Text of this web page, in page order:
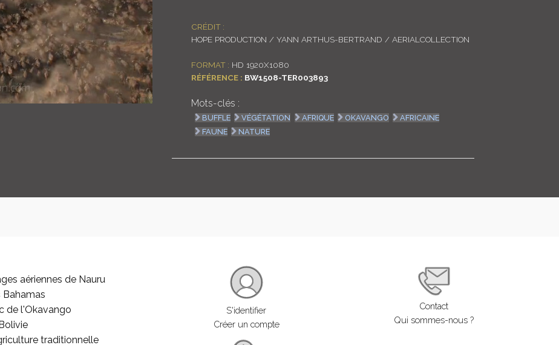
CRÉDIT :
HOPE PRODUCTION / YANN ARTHUS-BERTRAND / AERIALCOLLECTION
FORMAT : HD 1920X1080
RÉFÉRENCE : BW1508-TER003893
Mots-clés :
BUFFLE VÉGÉTATION AFRIQUE OKAVANGO
AFRICAINE
FAUNE
NATURE
aériennes de Nauru
Bahamas
de l'Okavango
traditionnelle
S'identifier
Créer un compte
Contact
Qui sommes-nous ?